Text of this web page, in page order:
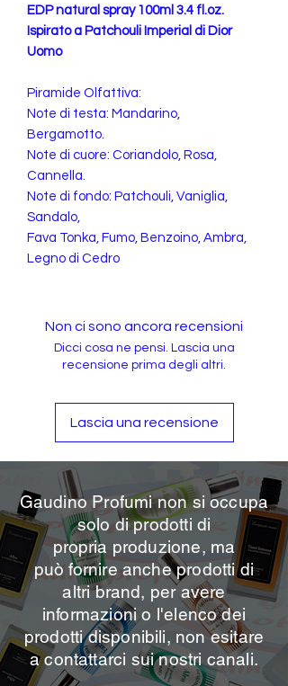
EDP natural spray 100ml 3.4 fl.oz.
Ispirato a Patchouli Imperial di Dior
Uomo
Piramide Olfattiva:
Note di testa: Mandarino,
Bergamotto.
Note di cuore: Coriandolo, Rosa,
Cannella.
Note di fondo: Patchouli, Vaniglia,
Sandalo,
Fava Tonka, Fumo, Benzoino, Ambra,
Legno di Cedro
Non ci sono ancora recensioni
Dicci cosa ne pensi. Lascia una
recensione prima degli altri.
Lascia una recensione
Gaudino Profumi non si occupa
solo di prodotti di
propria produzione, ma
può fornire anche prodotti di
altri brand, per avere
informazioni o l'elenco dei
prodotti disponibili, non esitare
a contattarci sui nostri canali.